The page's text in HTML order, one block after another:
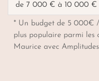
de 7 000 € à 10 000 €
* Un budget de 5 000€
plus populaire parmi les
Maurice avec